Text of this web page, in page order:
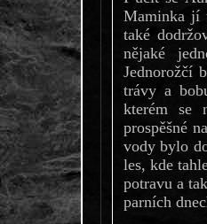
Maminka jí
také
nějaké
Jednorožčí
trávy a
kterém se
prospěšné
vody bylo
les, kde
potravu a
parních